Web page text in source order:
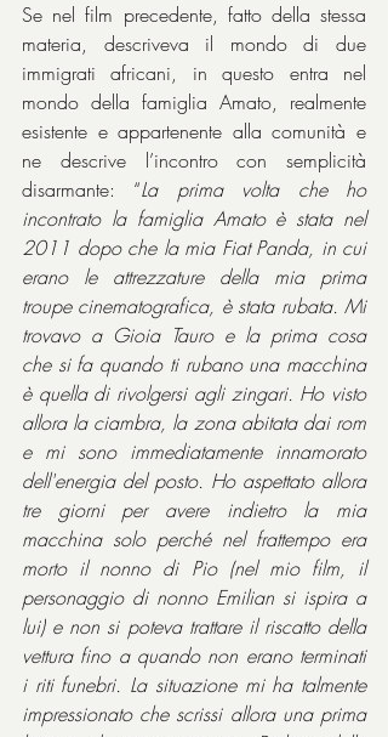
Se nel film precedente, fatto della stessa
materia, descriveva il mondo di due
immigrati africani, in questo entra nel
mondo della famiglia Amato, realmente
esistente e appartenente alla comunità e
ne descrive l’incontro con semplicità
disarmante: “La prima volta che ho
incontrato la famiglia Amato è stata nel
2011 dopo che la mia Fiat Panda, in cui
erano le attrezzature della mia prima
troupe cinematografica, è stata rubata. Mi
trovavo a Gioia Tauro e la prima cosa
che si fa quando ti rubano una macchina
è quella di rivolgersi agli zingari. Ho visto
allora la ciambra, la zona abitata dai rom
e mi sono immediatamente innamorato
dell'energia del posto. Ho aspettato allora
tre giorni per avere indietro la mia
macchina solo perché nel frattempo era
morto il nonno di Pio (nel mio film, il
personaggio di nonno Emilian si ispira a
lui) e non si poteva trattare il riscatto della
vettura fino a quando non erano terminati
i riti funebri. La situazione mi ha talmente
impressionato che scrissi allora una prima